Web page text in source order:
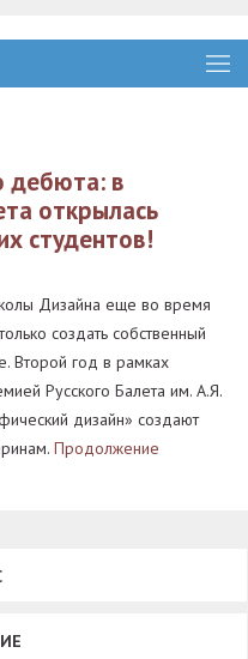
дебюта: в
открылась
студентов!
Дизайна еще во время
создать собственный
Второй год в рамках
Русского Балета им. А.Я.
дизайн» создают
Продолжение